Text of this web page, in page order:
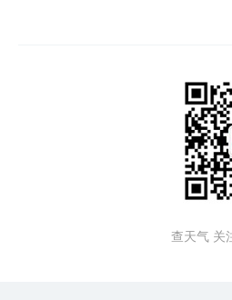
查天气 关